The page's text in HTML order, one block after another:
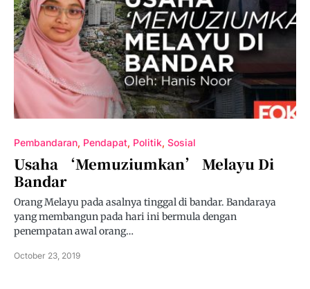
Pembandaran Pendapat Politik Sosial
Usaha ‘memuziumkan’ Melayu Di
Bandar
Orang Melayu pada asalnya tinggal di bandar. Bandaraya
yang membangun pada hari ini bermula dengan
penempatan awal orang…
October 23, 2019